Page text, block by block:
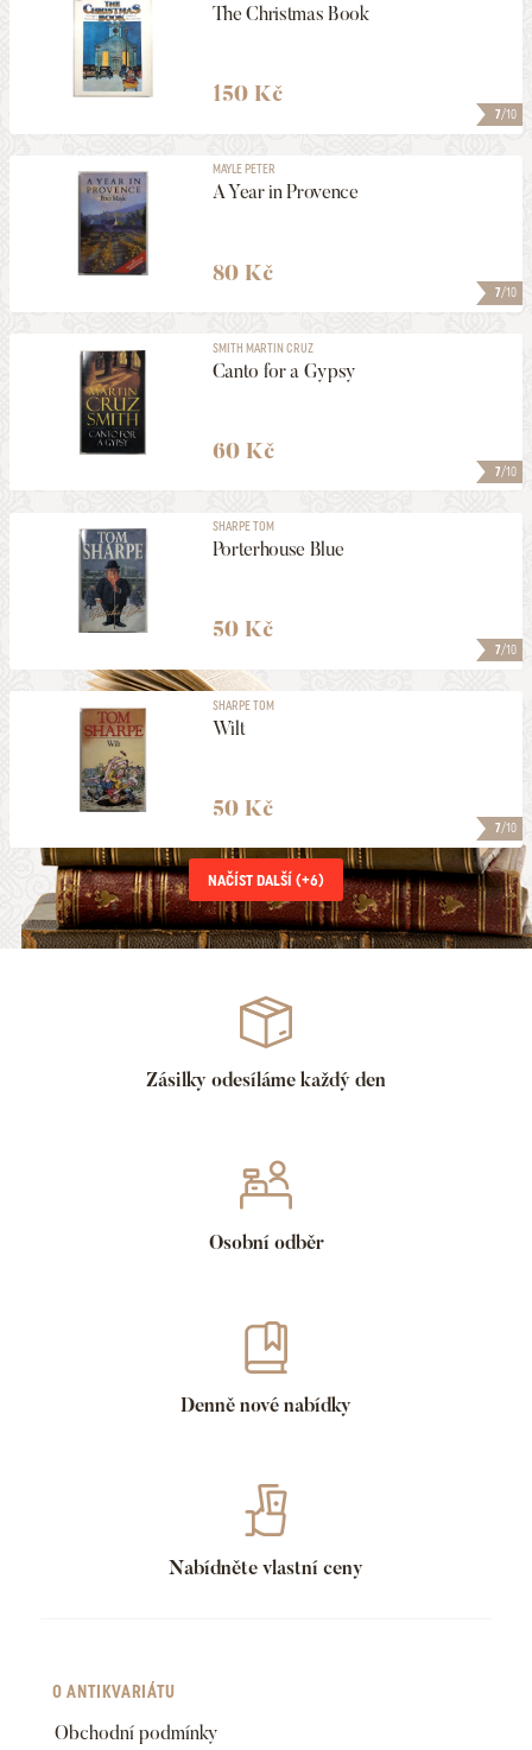
7/10
The Christmas Book
150 Kč
7/10
MAYLE PETER
A Year in Provence
80 Kč
7/10
SMITH MARTIN CRUZ
Canto for a Gypsy
60 Kč
7/10
SHARPE TOM
Porterhouse Blue
50 Kč
7/10
SHARPE TOM
Wilt
50 Kč
NAČÍST DALŠÍ (+6)
Zásilky odesíláme každý den
Osobní odběr
Denně nové nabídky
Nabídněte vlastní ceny
O ANTIKVARIÁTU
Obchodní podmínky